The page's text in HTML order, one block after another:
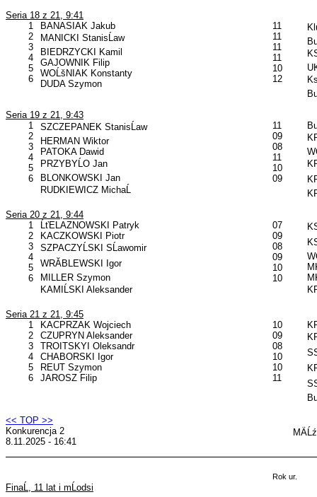
Seria 18 z 21, 9:41
1
2
3
4
5
6
BANASIAK Jakub
MANICKI StanisĹaw
BIEDRZYCKI Kamil
GAJOWNIK Filip
WOĹšNIAK Konstanty
DUDA Szymon
11
11
11
11
10
12
Seria 19 z 21, 9:43
1
2
3
4
5
6
SZCZEPANEK StanisĹaw
HERMAN Wiktor
PATOKA Dawid
PRZYBYĹO Jan
BLONKOWSKI Jan
RUDKIEWICZ MichaĹ
11
09
08
11
10
09
Seria 20 z 21, 9:44
1
2
3
4
5
6
ĹťELAZNOWSKI Patryk
KACZKOWSKI Piotr
SZPACZYĹSKI SĹawomir
WRĂBLEWSKI Igor
MILLER Szymon
KAMIĹSKI Aleksander
07
09
08
09
10
10
Seria 21 z 21, 9:45
1
2
3
4
5
6
KACPRZAK Wojciech
CZUPRYN Aleksander
TROITSKYI Oleksandr
CHABORSKI Igor
REUT Szymon
JAROSZ Filip
10
09
08
10
10
11
<< TOP >>
Konkurencja 2
8.11.2025 - 16:41
Rok ur.
FinaĹ, 11 lat i mĹodsi